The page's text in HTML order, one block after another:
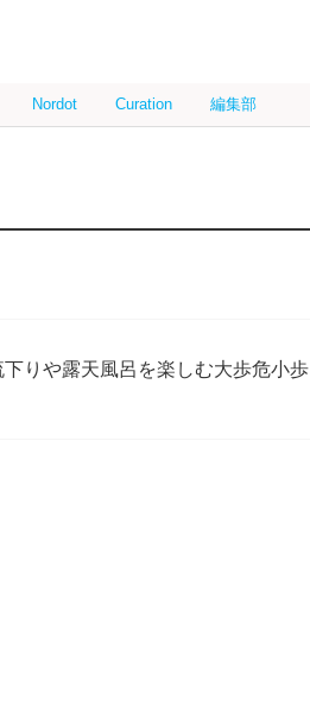
Nordot Curation 編集部
りや露天風呂を楽しむ大歩危小歩